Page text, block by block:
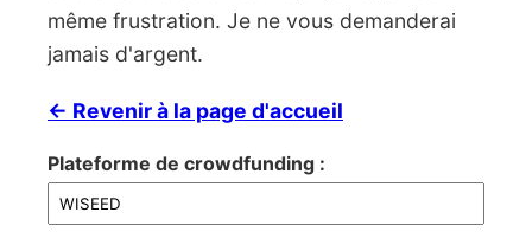
même frustration. Je ne vous demanderai
jamais d'argent.
← Revenir à la page d'accueil
Plateforme de crowdfunding :